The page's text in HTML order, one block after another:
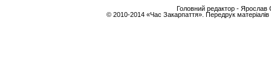
Головний редактор - Ярослав
© 2010-2014 «Час Закарпаття». Передрук